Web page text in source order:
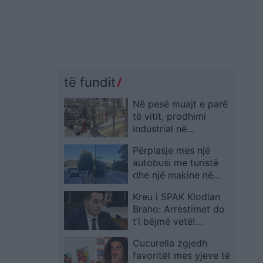
të fundit
Në pesë muajt e parë
të vitit, prodhimi
industrial në
0.3 përqind
Përplasje mes një
autobusi me turistë
dhe një makine në
12 të lënduar
Kreu i SPAK Klodian
Braho: Arrestimet do
t’i bëjmë vetë!
krimet elektorale
Cucurella zgjedh
favoritët mes yjeve të